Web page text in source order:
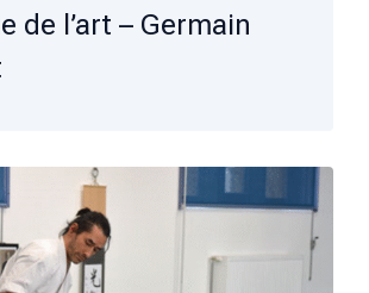
de l’art – Germain